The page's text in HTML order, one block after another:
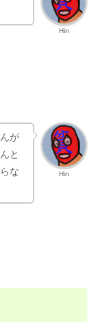
Hin
Hin
が
と
な